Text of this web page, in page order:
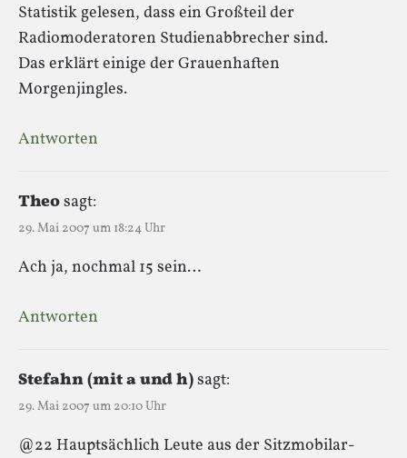
Statistik gelesen, dass ein Großteil der
Radiomoderatoren Studienabbrecher sind.
Das erklärt einige der Grauenhaften
Morgenjingles.
Antworten
Theosagt:
29. Mai 2007 um 18:24 Uhr
Ach ja, nochmal 15 sein…
Antworten
Stefahn (mit a und h)sagt:
29. Mai 2007 um 20:10 Uhr
@22 Hauptsächlich Leute aus der Sitzmobilar-